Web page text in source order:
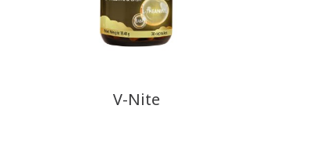
V-Nite